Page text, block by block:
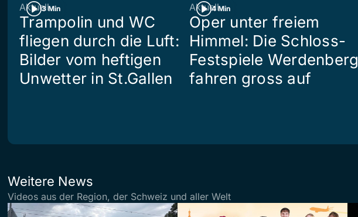
3 Min
Aktuell
Trampolin und WC
fliegen durch die Luft:
Bilder vom heftigen
Unwetter in St.Gallen
4 Min
Aktuell
Oper unter freiem
Himmel: Die Schloss-
Festspiele Werdenberg
fahren gross auf
Weitere News
Videos aus der Region, der Schweiz und aller Welt